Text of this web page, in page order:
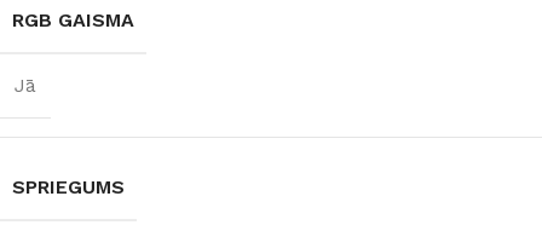
RGB GAISMA
Jā
SPRIEGUMS